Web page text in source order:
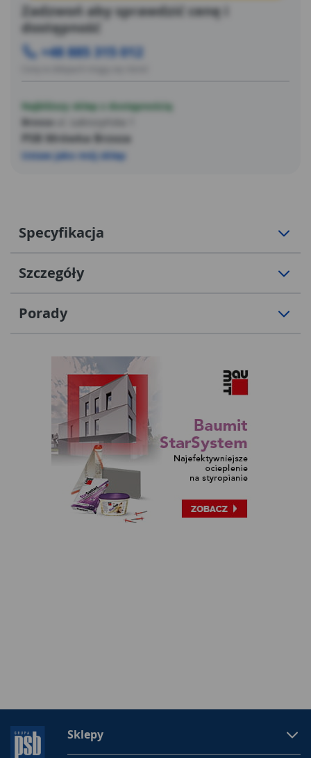
Zadzwoń aby sprawdzić cenę i
dostępność
+48 885 315 012
Najbliższy sklep z dostępnością
Brzoza
PSB Mrówka Brzoza
Ustaw jako mój sklep
Specyfikacja
Szczegóły
Porady
Sklepy